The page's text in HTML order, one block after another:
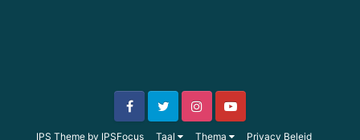
IPS Theme by IPSFocus Taal Thema Privacy Beleid